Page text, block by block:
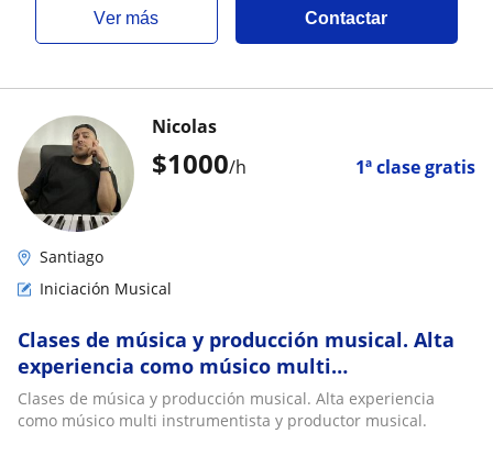
ver más Contactar
$1000/h 1ª clase gratis
Nicolas
Santiago
Iniciación Musical
Clases de música y producción musical. Alta
experiencia como músico multi
instrumentista y productor musical
Clases de música y producción musical. Alta experiencia
como músico multi instrumentista y productor musical.